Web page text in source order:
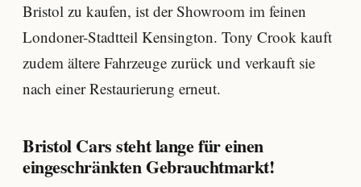
Bristol zu kaufen, ist der Showroom im feinen
Londoner-Stadtteil Kensington. Tony Crook kauft
zudem ältere Fahrzeuge zurück und verkauft sie
nach einer Restaurierung erneut.
Bristol Cars steht lange für einen
eingeschränkten Gebrauchtmarkt!